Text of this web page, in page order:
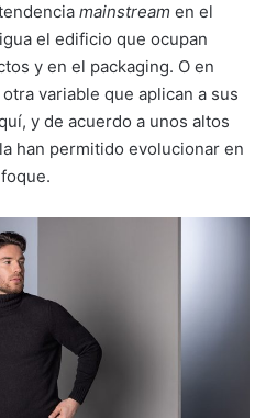
mainstream en el
el edificio que ocupan
y en el packaging. O en
variable que aplican a sus
y de acuerdo a unos altos
han permitido evolucionar en